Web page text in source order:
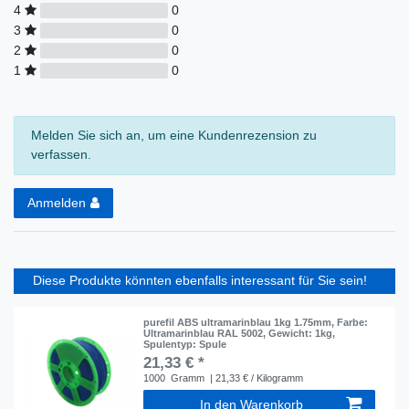
4
0
3
0
2
0
1
0
Melden Sie sich an, um eine Kundenrezension zu
verfassen.
Anmelden
Diese Produkte könnten ebenfalls interessant für Sie sein!
purefil ABS ultramarinblau 1kg 1.75mm, Farbe:
Ultramarinblau RAL 5002, Gewicht: 1kg,
Spulentyp: Spule
21,33 € *
1000 Gramm | 21,33 € / Kilogramm
In den Warenkorb